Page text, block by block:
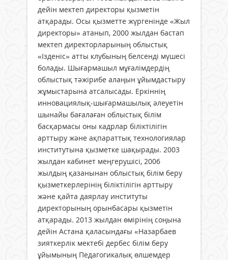
дейін мектеп директоры қызметін
атқарады. Осы қызметте жүргенінде «Жыл
директоры» атанып, 2000 жылдан бастап
мектеп директорларының облыстық
«Ізденіс» атты клубының белсенді мүшесі
болады. Шығармашыл мұғалімдердің
облыстық тәжірибе алаңын ұйымдастыру
жұмыстарына атсалысады. Еркіннің
инновациялық-шығармашылық әлеуетін
шынайы бағалаған облыстық білім
басқармасы оны кадрлар біліктілігін
арттыру және ақпараттық технологиялар
институтына қызметке шақырады. 2003
жылдан кабинет меңгерушісі, 2006
жылдың қазанынан облыстық білім беру
қызметкерлерінің біліктілігін арттыру
және қайта даярлау институты
директорының орынбасары қызметін
атқарады. 2013 жылдан өмірінің соңына
дейін Астана қаласындағы «Назарбаев
зияткерлік мектебі дербес білім беру
ұйымының Педагогикалық өлшемдер